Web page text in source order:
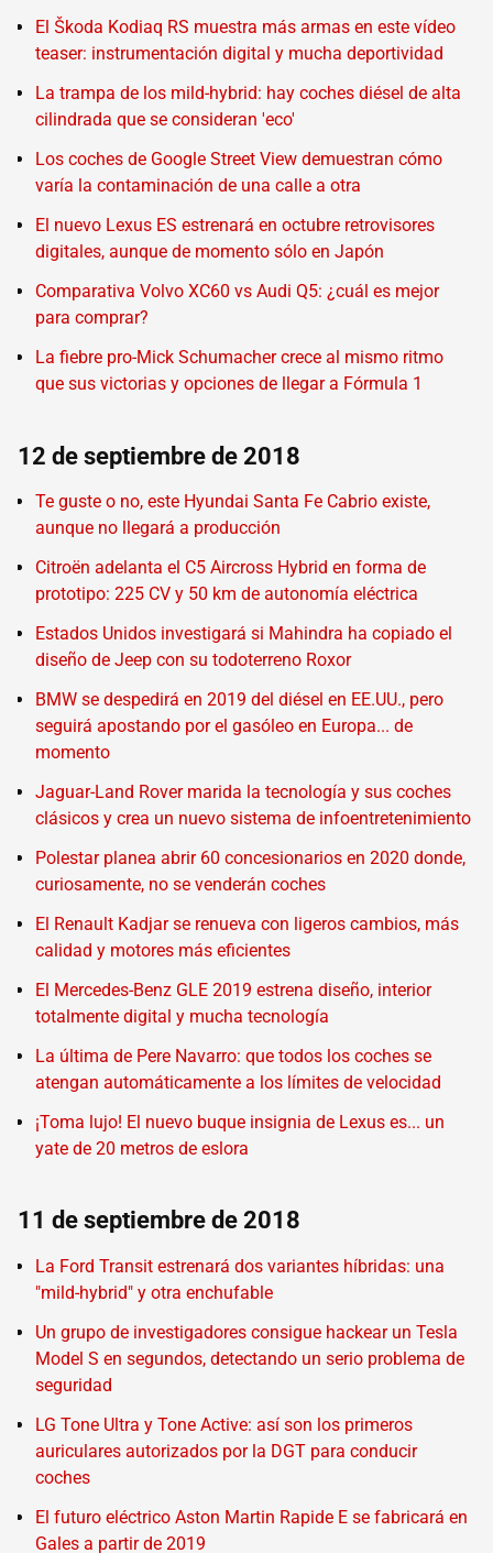
El Škoda Kodiaq RS muestra más armas en este vídeo
teaser: instrumentación digital y mucha deportividad
La trampa de los mild-hybrid: hay coches diésel de alta
cilindrada que se consideran 'eco'
Los coches de Google Street View demuestran cómo
varía la contaminación de una calle a otra
El nuevo Lexus ES estrenará en octubre retrovisores
digitales, aunque de momento sólo en Japón
Comparativa Volvo XC60 vs Audi Q5: ¿cuál es mejor
para comprar?
La fiebre pro-Mick Schumacher crece al mismo ritmo
que sus victorias y opciones de llegar a Fórmula 1
12 de septiembre de 2018
Te guste o no, este Hyundai Santa Fe Cabrio existe,
aunque no llegará a producción
Citroën adelanta el C5 Aircross Hybrid en forma de
prototipo: 225 CV y 50 km de autonomía eléctrica
Estados Unidos investigará si Mahindra ha copiado el
diseño de Jeep con su todoterreno Roxor
BMW se despedirá en 2019 del diésel en EE.UU., pero
seguirá apostando por el gasóleo en Europa... de
momento
Jaguar-Land Rover marida la tecnología y sus coches
clásicos y crea un nuevo sistema de infoentretenimiento
Polestar planea abrir 60 concesionarios en 2020 donde,
curiosamente, no se venderán coches
El Renault Kadjar se renueva con ligeros cambios, más
calidad y motores más eficientes
El Mercedes-Benz GLE 2019 estrena diseño, interior
totalmente digital y mucha tecnología
La última de Pere Navarro: que todos los coches se
atengan automáticamente a los límites de velocidad
¡Toma lujo! El nuevo buque insignia de Lexus es... un
yate de 20 metros de eslora
11 de septiembre de 2018
La Ford Transit estrenará dos variantes híbridas: una
"mild-hybrid" y otra enchufable
Un grupo de investigadores consigue hackear un Tesla
Model S en segundos, detectando un serio problema de
seguridad
LG Tone Ultra y Tone Active: así son los primeros
auriculares autorizados por la DGT para conducir
coches
El futuro eléctrico Aston Martin Rapide E se fabricará en
Gales a partir de 2019